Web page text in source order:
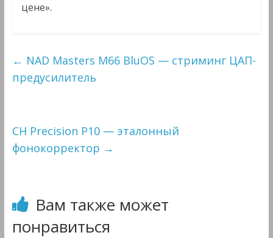
цене».
← NAD Masters M66 BluOS — стриминг ЦАП-
предусилитель
CH Precision P10 — эталонный
фонокорректор →
Вам также может
понравиться